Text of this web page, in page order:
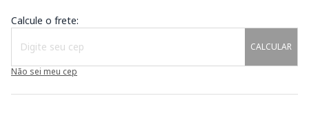
Calcule o frete:
CALCULAR
Não sei meu cep